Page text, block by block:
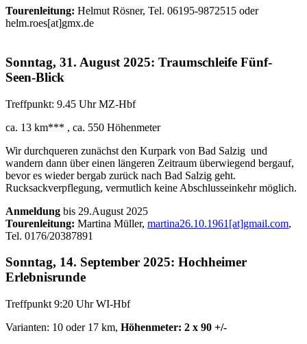
Tourenleitung: Helmut Rösner, Tel. 06195-9872515 oder
helm.roes[at]gmx.de
Sonntag, 31. August 2025: Traumschleife Fünf-
Seen-Blick
Treffpunkt: 9.45 Uhr MZ-Hbf
ca. 13 km*** , ca. 550 Höhenmeter
Wir durchqueren zunächst den Kurpark von Bad Salzig und
wandern dann über einen längeren Zeitraum überwiegend bergauf,
bevor es wieder bergab zurück nach Bad Salzig geht.
Rucksackverpflegung, vermutlich keine Abschlusseinkehr möglich.
Anmeldung bis 29.August 2025
Tourenleitung: Martina Müller, martina26.10.1961[at]gmail.com,
Tel. 0176/20387891
Sonntag, 14. September 2025: Hochheimer
Erlebnisrunde
Treffpunkt 9:20 Uhr WI-Hbf
Varianten: 10 oder 17 km, Höhenmeter: 2 x 90 +/-